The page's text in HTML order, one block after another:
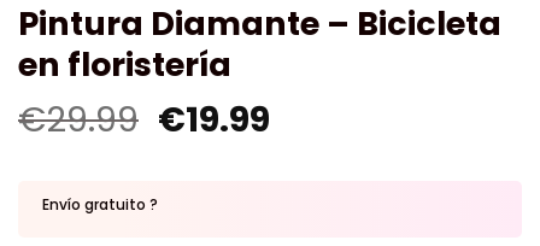
Pintura Diamante – Bicicleta
en floristería
€29.99 €19.99
Envío gratuito ?